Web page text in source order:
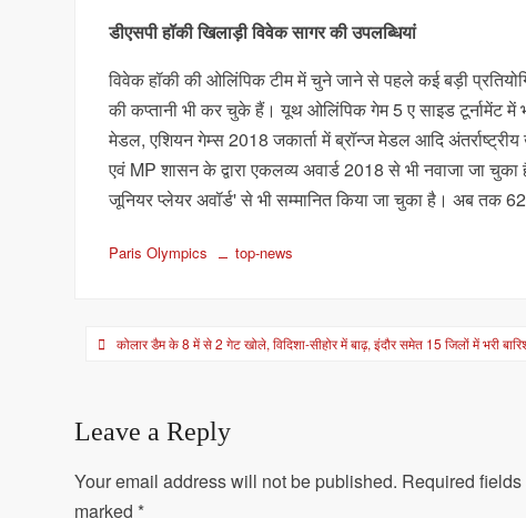
डीएसपी हॉकी खिलाड़ी विवेक सागर की उपलब्धियां
विवेक हॉकी की ओलिंपिक टीम में चुने जाने से पहले कई बड़ी
की कप्तानी भी कर चुके हैं। यूथ ओलिंपिक गेम 5 ए साइड टूर्नामेंट
मेडल, एशियन गेम्स 2018 जकार्ता में ब्रॉन्ज मेडल आदि
एवं MP शासन के द्वारा एकलव्य अवार्ड 2018 से भी नवाजा जा
जूनियर प्लेयर अवॉर्ड' से भी सम्मानित किया जा चुका है। अब तक
Paris Olympics top-news
Postकोलार डैम के 8 में से 2 गेट खोले, विदिशा-सीहोर में बाढ़, इंदौर समेत 15 जिलों में भरी
Leave a Reply
Your email address will not be published. Required fields
marked *